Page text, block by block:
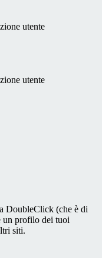
utente
utente
DoubleClick (che è di
un profilo dei tuoi
siti.